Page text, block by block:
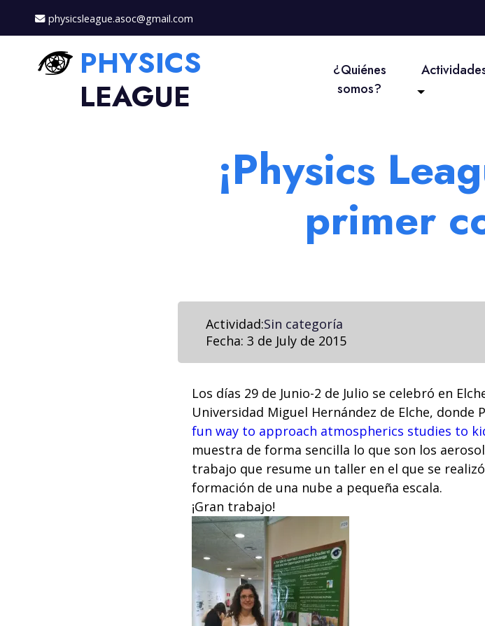
physicsleague.asoc@gmail.com
PHYSICS
LEAGUE
¿Quiénes
somos?
¡Physics
primer
Actividad:Sin categoría
Fecha: 3 de July de 2015
Los días 29 de Junio-2 de Julio se celebró en
Universidad Miguel Hernández de Elche,
fun way to approach atmospherics studies to
muestra de forma sencilla lo que son los
trabajo que resume un taller en el que se
formación de una nube a pequeña escala.
¡Gran trabajo!